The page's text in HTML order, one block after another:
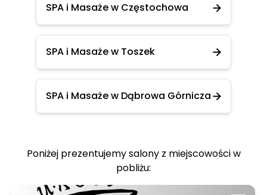
SPA i Masaże w Częstochowa
SPA i Masaże w Toszek
SPA i Masaże w Dąbrowa Górnicza
Poniżej prezentujemy salony z miejscowości w
pobliżu: